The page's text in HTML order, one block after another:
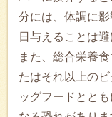
分には、体調に
日与えることは
また、総合栄養
たはそれ以上の
ッグフードとと